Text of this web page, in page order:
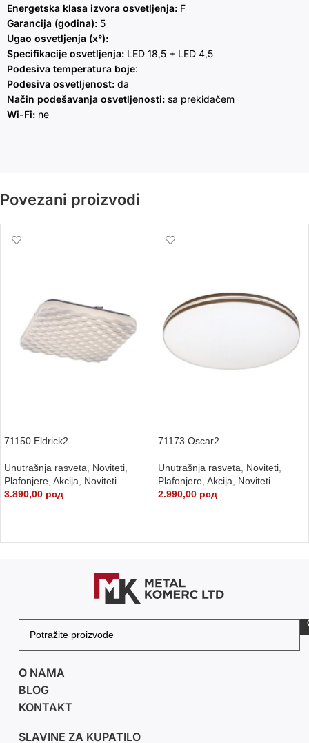
Energetska klasa izvora osvetljenja: F
Garancija (godina): 5
Ugao osvetljenja (x°):
Specifikacije osvetljenja: LED 18,5 + LED 4,5
Podesiva temperatura boje:
Podesiva osvetljenost: da
Način podešavanja osvetljenosti: sa prekidačem
Wi-Fi: ne
Povezani proizvodi
71150 Eldrick2
Unutrašnja rasveta, Noviteti,
Plafonjere, Akcija, Noviteti
3.890,00 рсд
71173 Oscar2
Unutrašnja rasveta, Noviteti,
Plafonjere, Akcija, Noviteti
2.990,00 рсд
O NAMA
BLOG
KONTAKT
SLAVINE ZA KUPATILO